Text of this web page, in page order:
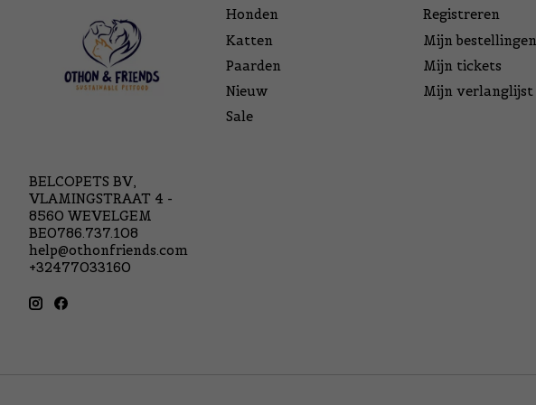
BELCOPETS BV,
VLAMINGSTRAAT 4 -
8560 WEVELGEM
BE0786.737.108
help@othonfriends.com
+32477033160
Honden
Katten
Paarden
Nieuw
Sale
Registreren
Mijn bestellingen
Mijn tickets
Mijn verlanglijst